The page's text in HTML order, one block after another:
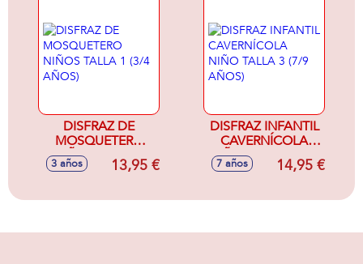
DISFRAZ DE
MOSQUETERO
NIÑOS TALLA 1
(3/4 AÑOS)
3 años 13,95 €
DISFRAZ INFANTIL
CAVERNÍCOLA
NIÑO TALLA 3 (7/9
AÑOS)
7 años 14,95 €